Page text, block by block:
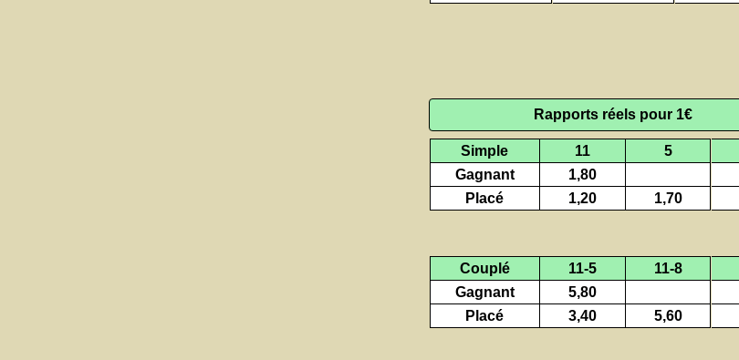
Rapports réels pour 1€
Simple 11 5
Gagnant
1,80
Placé
1,20 1,70
Couplé 11-5 11-8
Gagnant
5,80
Placé
3,40 5,60